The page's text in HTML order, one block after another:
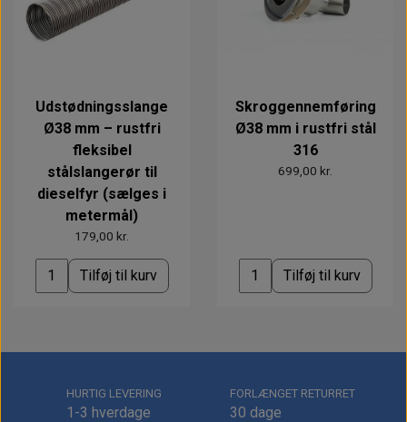
Udstødningsslange
Ø38 mm – rustfri
fleksibel
stålslangerør til
dieselfyr (sælges i
metermål)
179,00 kr.
Tilføj til kurv
Skroggennemføring
Ø38 mm i rustfri stål
316
699,00 kr.
Tilføj til kurv
HURTIG LEVERING
1-3 hverdage
FORLÆNGET RETURRET
30 dage